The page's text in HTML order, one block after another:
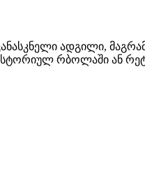
ადგილი,
რბოლაში ან